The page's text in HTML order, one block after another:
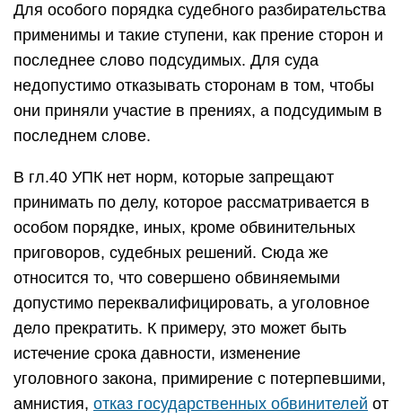
Для особого порядка судебного разбирательства
применимы и такие ступени, как прение сторон и
последнее слово подсудимых. Для суда
недопустимо отказывать сторонам в том, чтобы
они приняли участие в прениях, а подсудимым в
последнем слове.
В гл.40 УПК нет норм, которые запрещают
принимать по делу, которое рассматривается в
особом порядке, иных, кроме обвинительных
приговоров, судебных решений. Сюда же
относится то, что совершено обвиняемыми
допустимо переквалифицировать, а уголовное
дело прекратить. К примеру, это может быть
истечение срока давности, изменение
уголовного закона, примирение с потерпевшими,
амнистия, отказ государственных обвинителей от